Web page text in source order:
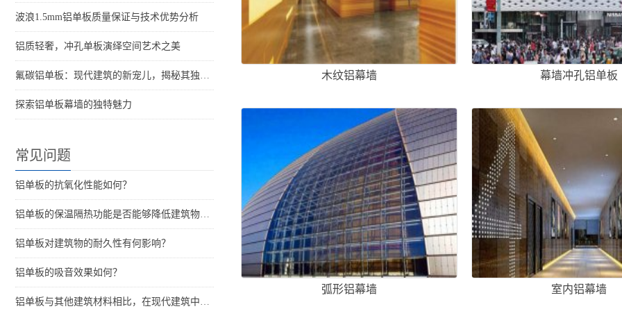
波浪1.5mm铝单板质量保证与技术优势分析
铝质轻奢，冲孔单板演绎空间艺术之美
氟碳铝单板：现代建筑的新宠儿，揭秘其独特魅力
探索铝单板幕墙的独特魅力
常见问题
铝单板的抗氧化性能如何？
铝单板的保温隔热功能是否能够降低建筑物的能耗？
铝单板对建筑物的耐久性有何影响？
铝单板的吸音效果如何？
铝单板与其他建筑材料相比，在现代建筑中的优势是什么？
木纹铝幕墙 幕墙冲孔铝单板
弧形铝幕墙 室内铝幕墙